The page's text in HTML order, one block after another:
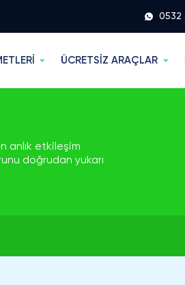
0532
ÜCRETSİZ ARAÇLAR
anlık etkileşim
doğrudan yukarı